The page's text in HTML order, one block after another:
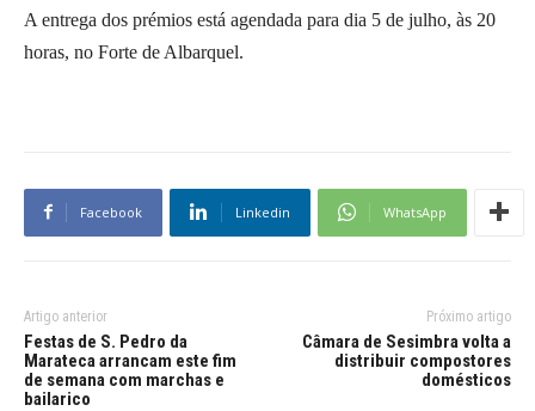
A entrega dos prémios está agendada para dia 5 de julho, às 20
horas, no Forte de Albarquel.
Facebook Linkedin WhatsApp
Artigo anterior
Festas de S. Pedro da
Marateca arrancam este fim
de semana com marchas e
bailarico
Próximo artigo
Câmara de Sesimbra volta a
distribuir compostores
domésticos